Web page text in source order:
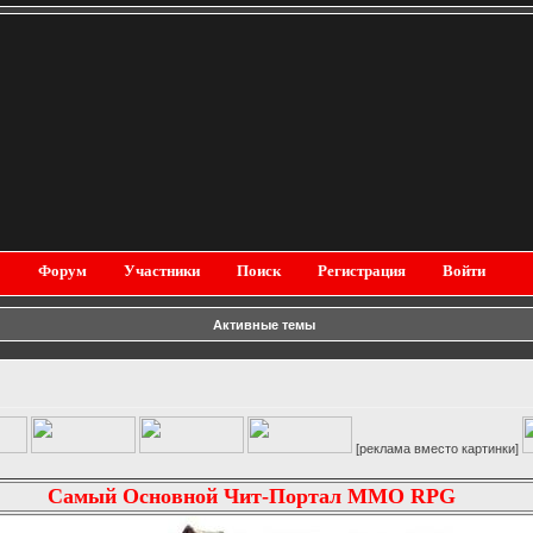
Форум Участники Поиск Регистрация Войти
Активные темы
[реклама вместо картинки]
Самый Основной Чит-Портал MMO RPG